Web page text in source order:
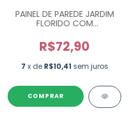
PAINEL DE PAREDE JARDIM
FLORIDO COM
R$72,90
7 x de R$10,41 sem juros